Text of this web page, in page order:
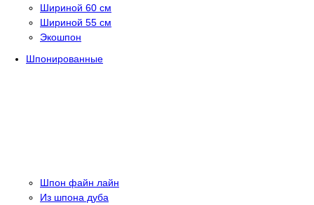
Шириной 60 см
Шириной 55 см
Экошпон
Шпонированные
Шпон файн лайн
Из шпона дуба